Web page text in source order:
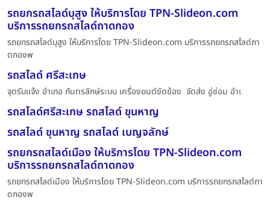
รถยกรถสไลด์บุสูง ให้บริการโดย TPN-Slideon.com
บริการรถยกรถสไลด์ถาดกอง
รถยกรถสไลด์บุสูง ให้บริการโดย TPN-Slideon.com บริการรถยกรถสไลด์ถา
ดกองพ
รถสไลด์ ศรีสะเกษ
จุดรับแจ้ง อำเภอ กันทรลักษ์ระบบ เครื่องยนต์ขัดข้อง จัดส่ง อู่ช่อม อำเ
รถสไลด์ศรีสะเกษ รถสไลด์ ขุนหาญ
รถสไลด์ ขุนหาญ รถสไลด์ เบญจลักษ์
รถยกรถสไลด์เมือง ให้บริการโดย TPN-Slideon.com
บริการรถยกรถสไลด์ถาดกอง
รถยกรถสไลด์เมือง ให้บริการโดย TPN-Slideon.com บริการรถยกรถสไลด์ถา
ดกองพ